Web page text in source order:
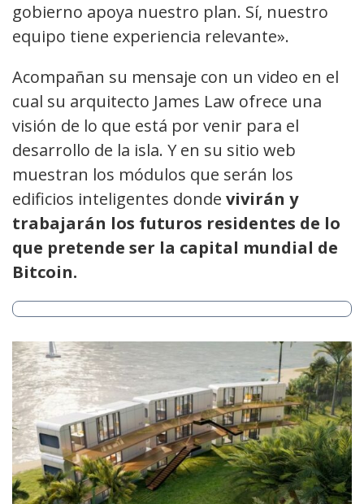
gobierno apoya nuestro plan. Sí, nuestro
equipo tiene experiencia relevante».
Acompañan su mensaje con un video en el
cual su arquitecto James Law ofrece una
visión de lo que está por venir para el
desarrollo de la isla. Y en su sitio web
muestran los módulos que serán los
edificios inteligentes donde vivirán y
trabajarán los futuros residentes de lo
que pretende ser la capital mundial de
Bitcoin.